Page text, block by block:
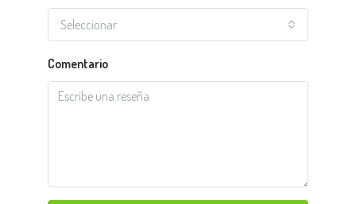
Seleccionar
Comentario